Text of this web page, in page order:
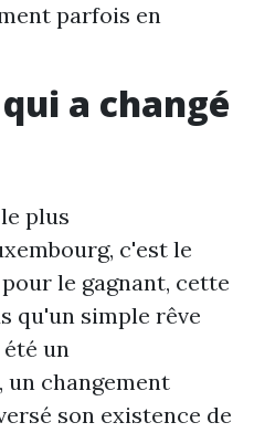
parfois en
a changé
plus
c'est le
le gagnant, cette
qu'un simple rêve
un
changement
son existence de